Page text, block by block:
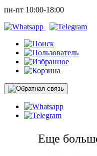
пн-пт 10:00-18:00
Еще